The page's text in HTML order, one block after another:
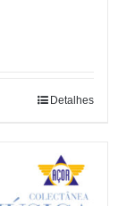
Detalhes